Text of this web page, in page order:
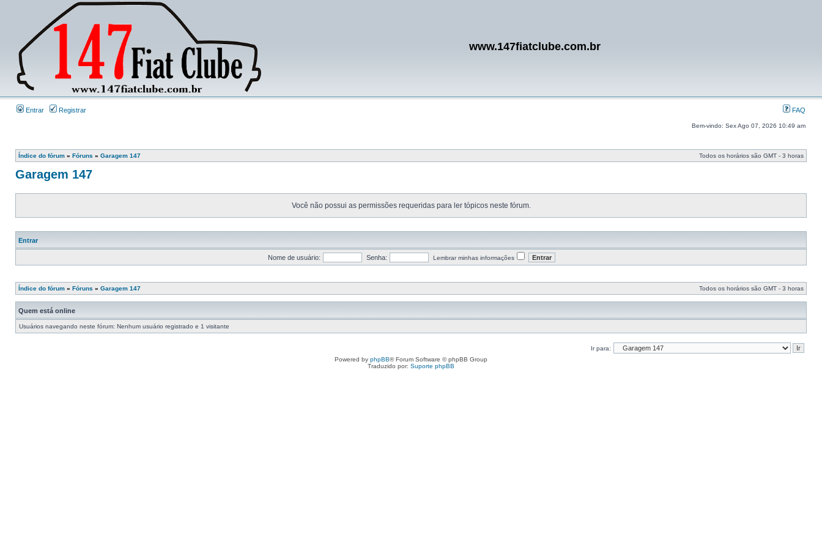
www.147fiatclube.com.br
Entrar Registrar FAQ
Bem-vindo: Sex Ago 07, 2026 10:49 am
Índice do fórum » Fóruns » Garagem 147 Todos os horários são GMT - 3 horas
Garagem 147
Você não possui as permissões requeridas para ler tópicos neste fórum.
Entrar
Nome de usuário: Senha: Lembrar minhas informações
Índice do fórum » Fóruns » Garagem 147 Todos os horários são GMT - 3 horas
Quem está online
Usuários navegando neste fórum: Nenhum usuário registrado e 1 visitante
Ir para:
Powered by phpBB® Forum Software © phpBB Group
Traduzido por: Suporte phpBB